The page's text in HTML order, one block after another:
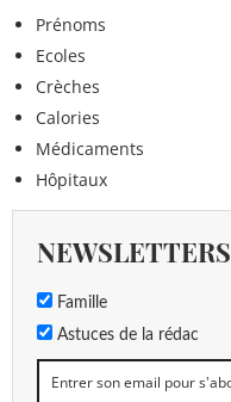
Prénoms
Ecoles
Crèches
Calories
Médicaments
Hôpitaux
NEWSLETTERS
Famille
Astuces de la rédac